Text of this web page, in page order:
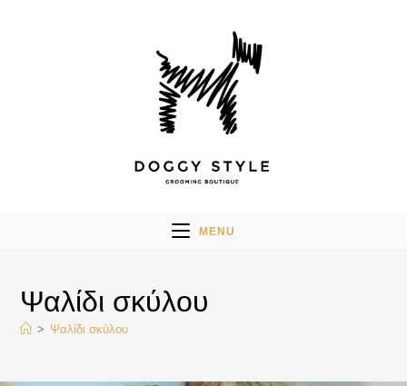
MENU
Ψαλίδι σκύλου
> Ψαλίδι σκύλου